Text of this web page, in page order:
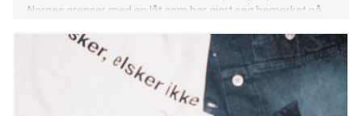
Norges grenser med en låt som har gjort seg bemerket på